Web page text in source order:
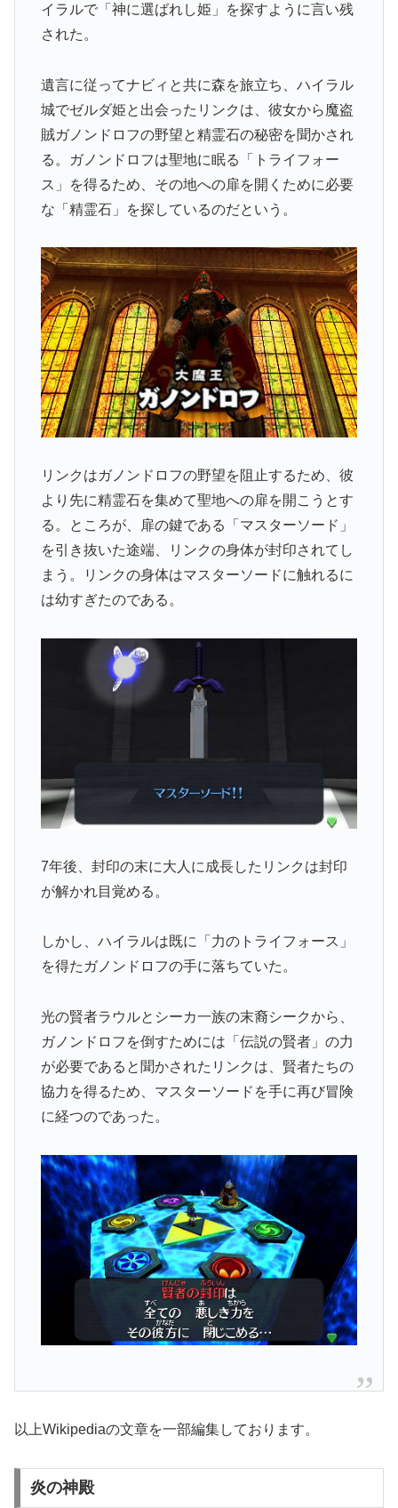
イラルで「神に選ばれし姫」を探すように言い残
された。
遺言に従ってナビィと共に森を旅立ち、ハイラル
城でゼルダ姫と出会ったリンクは、彼女から魔盗
賊ガノンドロフの野望と精霊石の秘密を聞かされ
る。ガノンドロフは聖地に眠る「トライフォー
ス」を得るため、その地への扉を開くために必要
な「精霊石」を探しているのだという。
リンクはガノンドロフの野望を阻止するため、彼
より先に精霊石を集めて聖地への扉を開こうとす
る。ところが、扉の鍵である「マスターソード」
を引き抜いた途端、リンクの身体が封印されてし
まう。リンクの身体はマスターソードに触れるに
は幼すぎたのである。
7年後、封印の末に大人に成長したリンクは封印
が解かれ目覚める。
しかし、ハイラルは既に「力のトライフォース」
を得たガノンドロフの手に落ちていた。
光の賢者ラウルとシーカ一族の末裔シークから、
ガノンドロフを倒すためには「伝説の賢者」の力
が必要であると聞かされたリンクは、賢者たちの
協力を得るため、マスターソードを手に再び冒険
に経つのであった。
以上Wikipediaの文章を一部編集しております。
炎の神殿